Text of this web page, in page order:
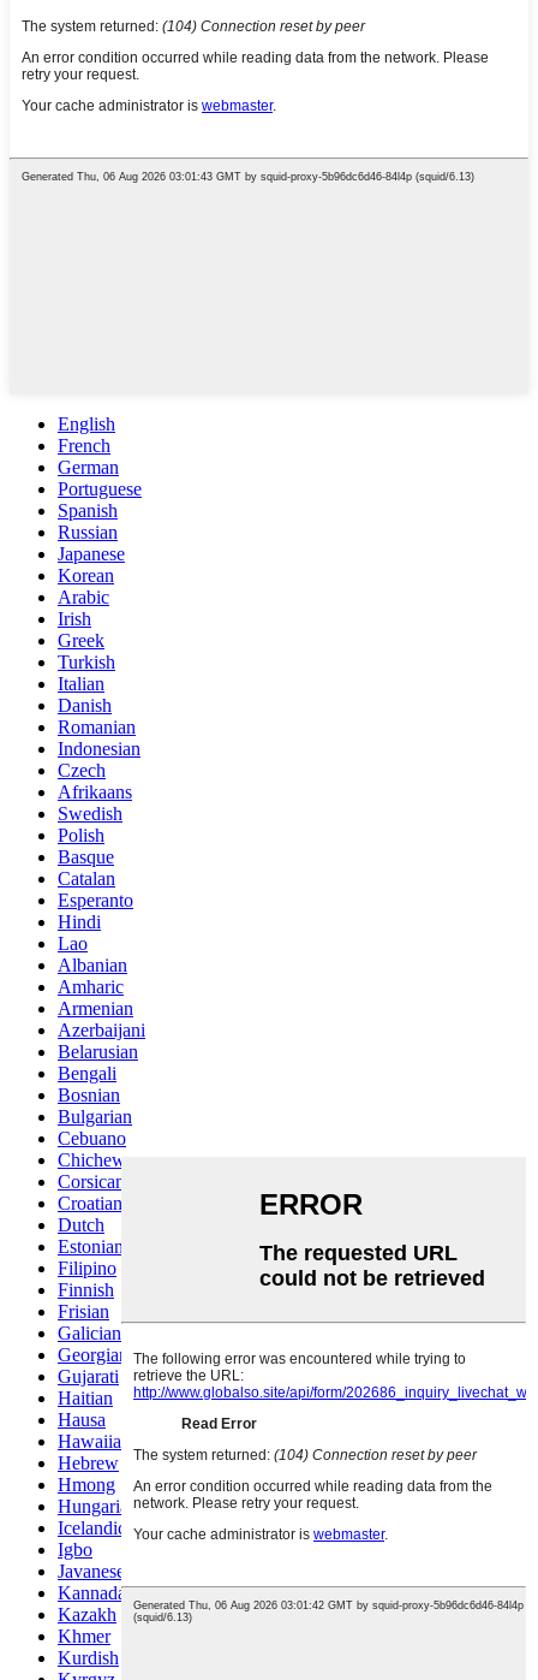
English
French
German
Portuguese
Spanish
Russian
Japanese
Korean
Arabic
Irish
Greek
Turkish
Italian
Danish
Romanian
Indonesian
Czech
Afrikaans
Swedish
Polish
Basque
Catalan
Esperanto
Hindi
Lao
Albanian
Amharic
Armenian
Azerbaijani
Belarusian
Bengali
Bosnian
Bulgarian
Cebuano
Chichewa
Corsican
Croatian
Dutch
Estonian
Filipino
Finnish
Frisian
Galician
Georgian
Gujarati
Haitian
Hausa
Hawaiian
Hebrew
Hmong
Hungarian
Icelandic
Igbo
Javanese
Kannada
Kazakh
Khmer
Kurdish